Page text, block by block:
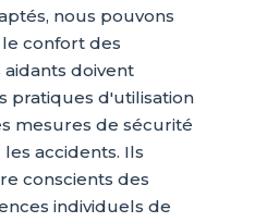
nous pouvons
confort des
aidants doivent
pratiques d'utilisation
mesures de sécurité
accidents. Ils
conscients des
individuels de